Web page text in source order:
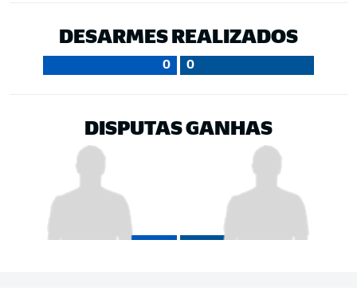
DESARMES REALIZADOS
0 0
DISPUTAS GANHAS